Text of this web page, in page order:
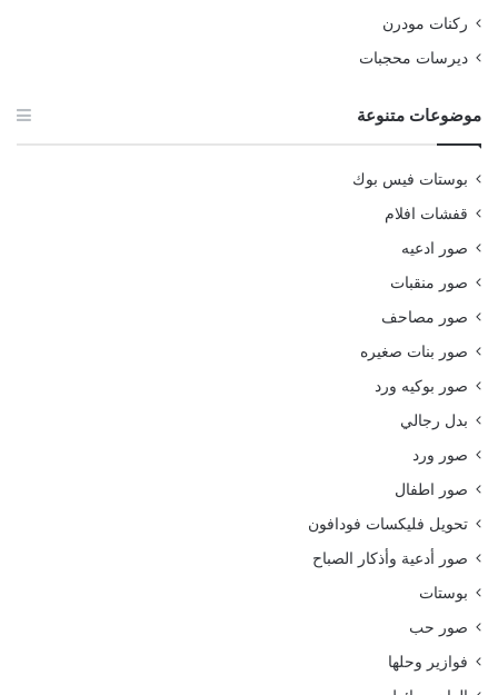
ركنات مودرن
ديرسات محجبات
موضوعات متنوعة
بوستات فيس بوك
قفشات افلام
صور ادعيه
صور منقبات
صور مصاحف
صور بنات صغيره
صور بوكيه ورد
بدل رجالي
صور ورد
صور اطفال
تحويل فليكسات فودافون
صور أدعية وأذكار الصباح
بوستات
صور حب
فوازير وحلها